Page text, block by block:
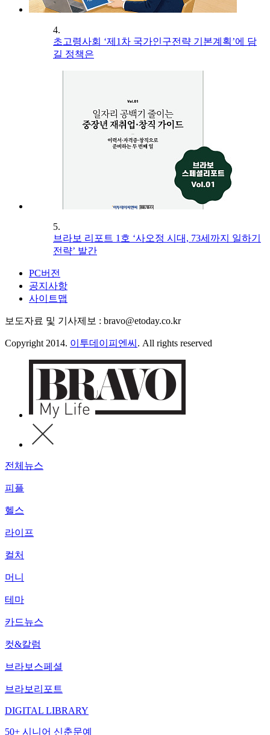
4.
초고령사회 ‘제1차 국가인구전략 기본계획’에 담
길 정책은
5.
브라보 리포트 1호 ‘사오정 시대, 73세까지 일하기
전략’ 발간
PC버전
공지사항
사이트맵
보도자료 및 기사제보 : bravo@etoday.co.kr
Copyright 2014. 이투데이피엔씨 . All rights reserved
전체뉴스
피플
헬스
라이프
컬처
머니
테마
카드뉴스
컷&칼럼
브라보스페셜
브라보리포트
DIGITAL LIBRARY
50+ 시니어 신춘문예